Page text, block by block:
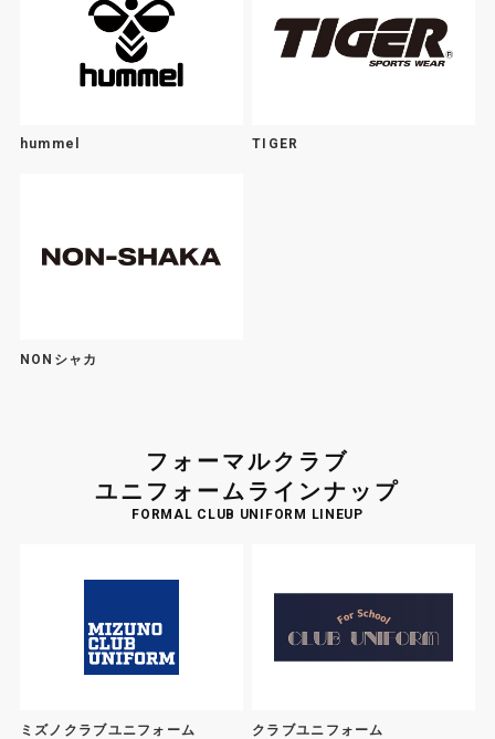
hummel TIGER
NONシャカ
フォーマルクラブ
ユニフォームラインナップ
FORMAL CLUB UNIFORM LINEUP
ミズノクラブユニフォーム クラブユニフォーム